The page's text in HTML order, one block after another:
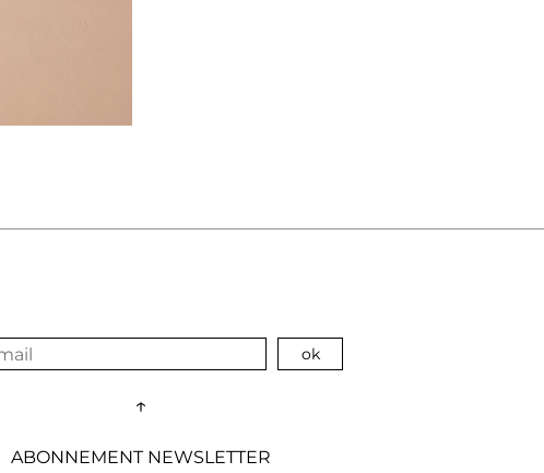
↑
ABONNEMENT NEWSLETTER